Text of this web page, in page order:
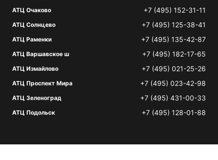
АТЦ Очаково +7 (495) 152-31-11
АТЦ Солнцево +7 (495) 125-38-41
АТЦ Раменки +7 (495) 135-42-87
АТЦ Варшавское ш +7 (495) 182-17-65
АТЦ Измайлово +7 (495) 021-25-26
АТЦ Проспект Мира +7 (495) 023-42-98
АТЦ Зеленоград +7 (495) 431-00-33
АТЦ Подольск +7 (495) 128-01-88